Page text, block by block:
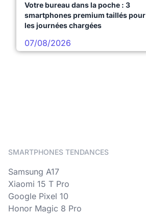
Votre bureau dans la poche : 3
smartphones premium taillés pour
les journées chargées
07/08/2026
SMARTPHONES TENDANCES
Samsung A17
Xiaomi 15 T Pro
Google Pixel 10
Honor Magic 8 Pro